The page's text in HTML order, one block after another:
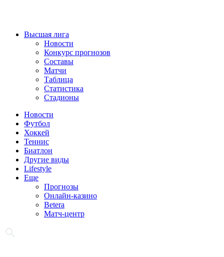
Высшая лига
Новости
Конкурс прогнозов
Составы
Матчи
Таблица
Статистика
Стадионы
Новости
Футбол
Хоккей
Теннис
Биатлон
Другие виды
Lifestyle
Еще
Прогнозы
Онлайн-казино
Betera
Матч-центр